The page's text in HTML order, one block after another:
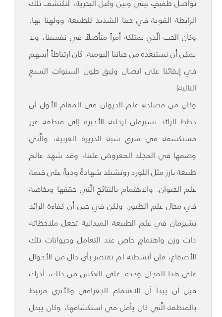
تواصل طفيفٍ بيني وبين وكيل البحرية، لنكتشف تلك
الرابطة القوية في حبنا الشديد للطبيعة وولهنا بها.
وكان الحب الَّذي نمتلكه أمراً متأصلاً في نفسينا، ولا
يمكن أن نستبعده من حياتنا اليومية. كان ارتباطاً أسهم
في إبقائنا على اتصال وثيق طول السنوات السبع
التالية).
وكان من مصلحة علم الحيوان في المقام الأول أن
خطط الرائد تشيزمان لرحلته الأخيرة إلى منطقة غير
مستكشفة في شرق شبه الجزيرة العربية، والَّتي
وصفها في المجلد المعروض علينا، وقد شهد عالم
طبيعة بارز مثل اللورد روتشيلد شهادةً وديةً على قيمة
علم الحيوان. والاهتمام بالنتائج الَّتي حققها وبخاصة
في مجال علم الطيور. ولكن في حين أن كفاءة الرائد
تشيزمان في علم الطبيعة الميدانية تجعل ملاحظاته
ذات وزن واهتمامٍ خاص عند التعامل وحيوانات تلك
الأصقاع، فإن أنشطته لم تقتصر بأي حال من الأحوال
على هذا المجال وحده. على العكس من ذلك، أدرك
قبل أن يبدأ أن الاهتمام الجغرافي والأثري مرتبط
بالمنطقة الَّتي كان يأمل في استكشافها، وكان يبذل